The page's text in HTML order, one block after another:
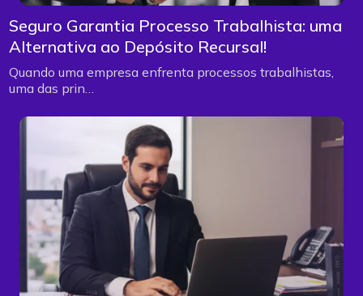
Seguro Garantia Processo Trabalhista: uma
Alternativa ao Depósito Recursal!
Quando uma empresa enfrenta processos trabalhistas,
uma das prin…